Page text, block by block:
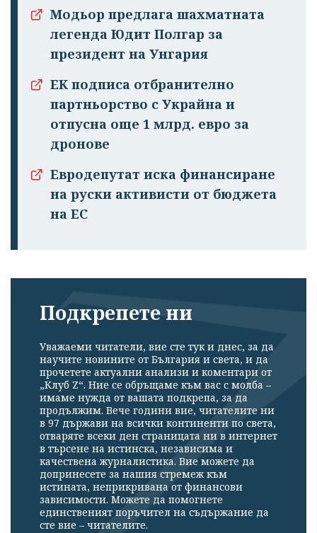
Модьор предлага шахматната
легенда Юдит Полгар за
президент на Унгария
ЕК подписа отбранително
партньорство с Украйна и
отпусна още 1 млрд. евро за
дронове
Евродепутат иска финансиране
на руски активисти от бюджета
на ЕС
Подкрепете ни
Уважаеми читатели, вие сте тук и днес, за да
научите новините от България и света, и да
прочетете актуални анализи и коментари от
„Клуб Z“. Ние се обръщаме към вас с молба –
имаме нужда от вашата подкрепа, за да
продължим. Вече години вие, читателите ни
в 97 държави на всички континенти по света,
отваряте всеки ден страницата ни в интернет
в търсене на истинска, независима и
качествена журналистика. Вие можете да
допринесете за нашия стремеж към
истината, неприкривана от финансови
зависимости. Можете да помогнете
единственият поръчител на съдържание да
сте вие – читателите.